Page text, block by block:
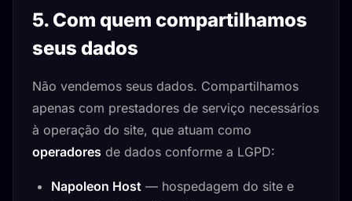
5. Com quem compartilhamos
seus dados
Não vendemos seus dados. Compartilhamos
apenas com prestadores de serviço necessários
à operação do site, que atuam como
operadores de dados conforme a LGPD:
Napoleon Host — hospedagem do site e